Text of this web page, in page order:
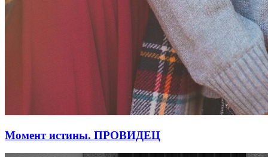
Момент истины. ПРОВИДЕЦ